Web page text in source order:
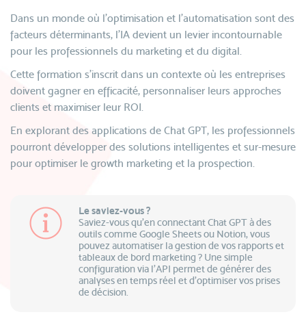
Dans un monde où l’optimisation et l’automatisation sont des
facteurs déterminants, l’IA devient un levier incontournable
pour les professionnels du marketing et du digital.
Cette formation s’inscrit dans un contexte où les entreprises
doivent gagner en efficacité, personnaliser leurs approches
clients et maximiser leur ROI.
En explorant des applications de Chat GPT, les professionnels
pourront développer des solutions intelligentes et sur-mesure
pour optimiser le growth marketing et la prospection.
Le saviez-vous ?
Saviez-vous qu'en connectant Chat GPT à des
outils comme Google Sheets ou Notion, vous
pouvez automatiser la gestion de vos rapports et
tableaux de bord marketing ? Une simple
configuration via l’API permet de générer des
analyses en temps réel et d’optimiser vos prises
de décision.